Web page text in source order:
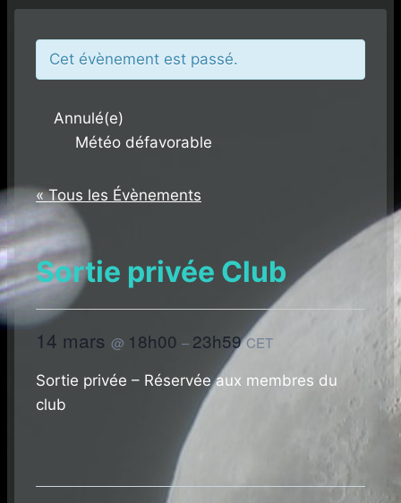
Cet évènement est passé.
Annulé(e)
Météo défavorable
« Tous les Évènements
Sortie privée Club
14 mars @ 18h00 – 23h59CET
Sortie privée – Réservée aux membres du
club